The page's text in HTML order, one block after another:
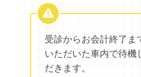
受診からお会計終了ま
いただいた車内で待機
だきます。